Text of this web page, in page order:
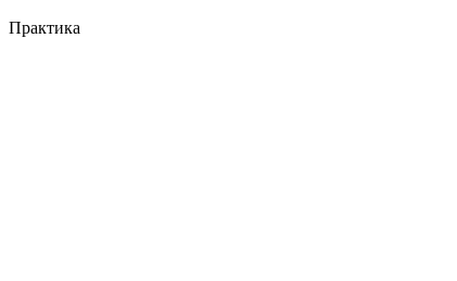
Практика